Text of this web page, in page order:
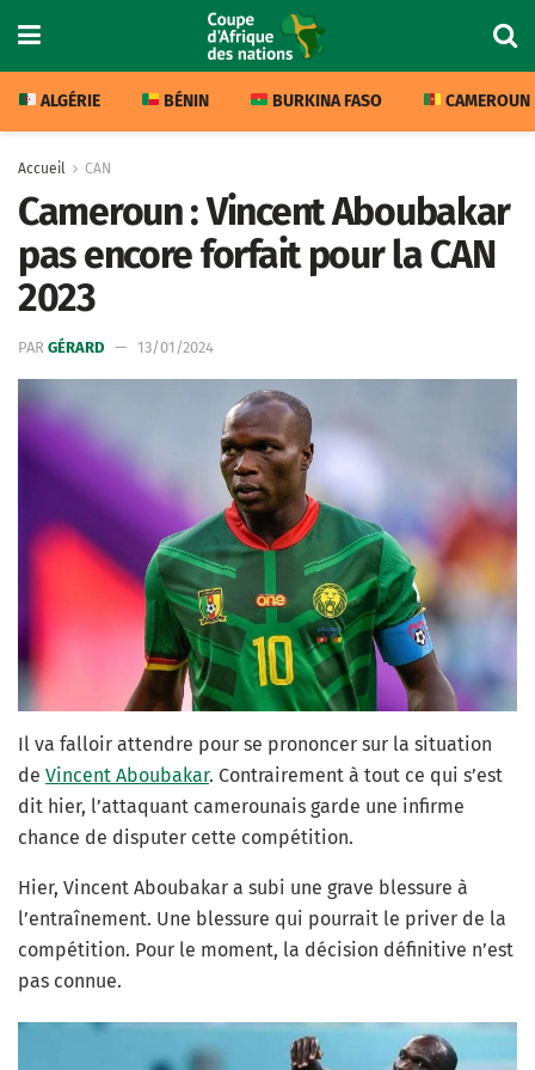
ALGÉRIE BÉNIN BURKINA FASO CAMEROUN
Accueil CAN
Cameroun : Vincent Aboubakar
pas encore forfait pour la CAN
2023
PAR GÉRARD 13/01/2024
Il va falloir attendre pour se prononcer sur la situation
de Vincent Aboubakar. Contrairement à tout ce qui s’est
dit hier, l’attaquant camerounais garde une infirme
chance de disputer cette compétition.
Hier, Vincent Aboubakar a subi une grave blessure à
l’entraînement. Une blessure qui pourrait le priver de la
compétition. Pour le moment, la décision définitive n’est
pas connue.